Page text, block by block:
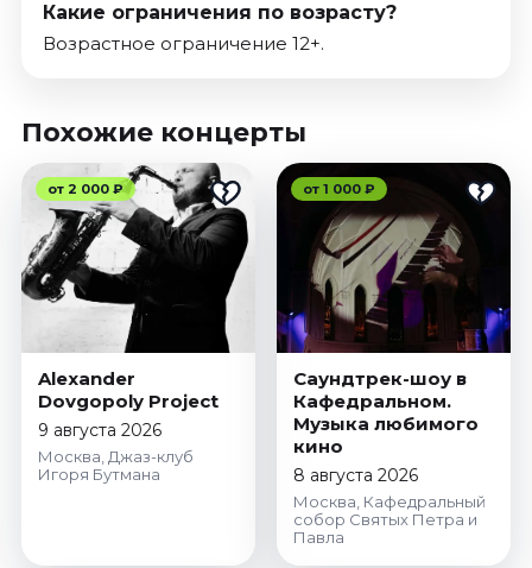
Какие ограничения по возрасту?
Возрастное ограничение 12+.
Похожие концерты
от 2 000 ₽
Alexander
Dovgopoly Project
9 августа 2026
Москва, Джаз-клуб
Игоря Бутмана
от 1 000 ₽
Саундтрек-шоу в
Кафедральном.
Музыка любимого
кино
8 августа 2026
Москва, Кафедральный
собор Святых Петра и
Павла